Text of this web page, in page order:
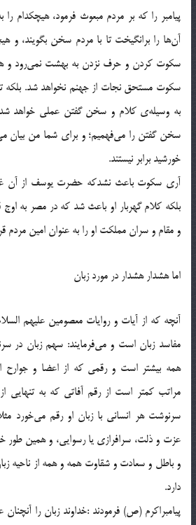
پیامبر را که بر مردم مبعوث فرمود، هیچکدام
آن‌ها را برانگیخت تا با مردم سخن بگویند، و
سکوت کردن و حرف نزدن به بهشت نمی‌رود و
سکوت مستحق نجات از جهنم نخواهد شد. بلکه
به وسیله‌ی کلام و سخن گفتن عملی خواهد
سخن گفتن را می‌فهمیم؛ و برای شما من بیان
خورشید برابر نیستند.
آری سکوت باعث نشدکه حضرت یوسف از آن
بلکه کلام گهربار او باعث شد که در مصر به
و مقام و سران مملکت او را به عنوان امین مردم
اما هشدار هشدار در مورد زبان
آنچه که از آیات و روایات معصومین علیهم
مفاسد زبان است و می‌فرمایند: سهم زبان در
همه بیشتر است و رقمی که از اعضا و جوارح
مراتب کمتر است از رقم آفاتی که به تنهایی
سرنوشت هر انسانی با زبان او رقم می‌خورد
عزت و ذلت، سرافرازی یا رسوایی، و همین
و باطل و سعادت و شقاوت همه و همه از ناحیه
دارد.
پیامبراکرم (ص) فرمودند :خداوند زبان را